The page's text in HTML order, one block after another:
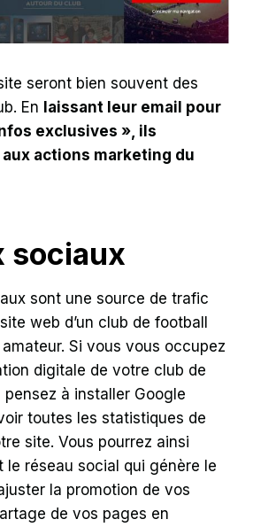
seront bien souvent des
En laissant leur email pour
exclusives », ils
actions marketing du
sociaux
sont une source de trafic
web d’un club de football
Si vous vous occupez
digitale de votre club de
à installer Google
toutes les statistiques de
site. Vous pourrez ainsi
le réseau social qui génère le
la promotion de vos
de vos pages en